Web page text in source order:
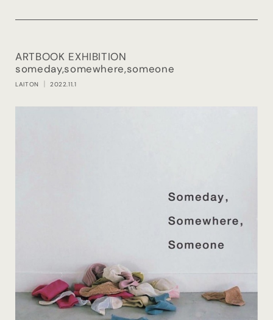
ARTBOOK EXHIBITION
someday,somewhere,someone
LAITON ｜ 2022.11.1